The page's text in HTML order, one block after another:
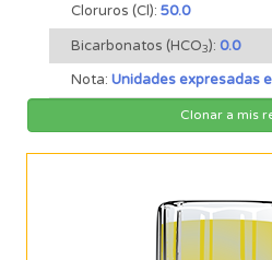
Cloruros (Cl): 50.0
Bicarbonatos (HCO3): 0.0
Nota: Unidades expresadas
Clonar a mis